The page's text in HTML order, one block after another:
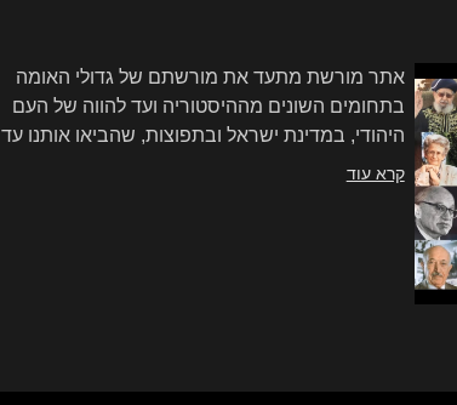
אתר מורשת מתעד את מורשתם של גדולי האומה
בתחומים השונים מההיסטוריה ועד להווה של העם
היהודי, במדינת ישראל ובתפוצות, שהביאו אותנו עד
קרא עוד